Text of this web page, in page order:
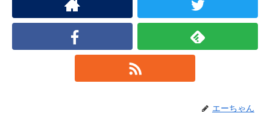
エーちゃん